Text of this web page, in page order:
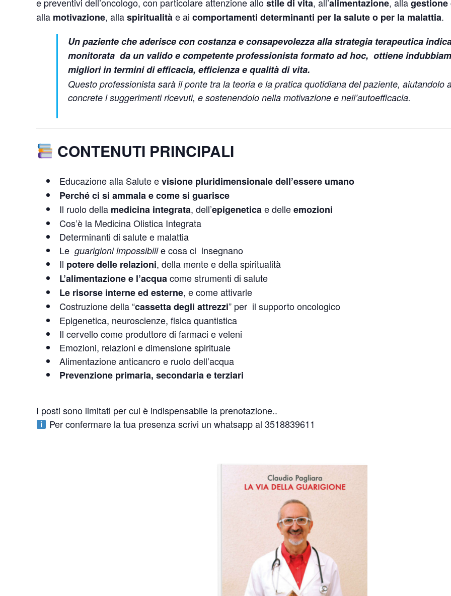
e preventivi dell’oncologo, con particolare attenzione allostile di vita, all’alimentazione, allagestione
alla motivazione, allaspiritualitàe ai comportamenti determinanti per la salute o per la malattia.
Un paziente che aderisce con costanza e consapevolezza alla strategia terapeutica
monitorata da un valido e competente professionista formato ad hoc, ottiene
migliori in termini di efficacia, efficienza e qualità di vita.
Questo professionista sarà il ponte tra la teoria e la pratica quotidiana del paziente, aiutandolo a
concrete i suggerimenti ricevuti, e sostenendolo nella motivazione e nell’autoefficacia.
CONTENUTI PRINCIPALI
Educazione alla Salute evisione pluridimensionale dell’essere umano
Perché ci si ammala e come si guarisce
Il ruolo della medicina integrata, dell’epigeneticae delleemozioni
Cos’è la Medicina Olistica Integrata
Determinanti di salute e malattia
Le guarigioni impossibilie cosa ci insegnano
Il potere delle relazioni, della mente e della spiritualità
L’alimentazione e l’acquacome strumenti di salute
Le risorse interne ed esterne, e come attivarle
Costruzione della “cassetta degli attrezzi” per il supporto oncologico
Epigenetica, neuroscienze, fisica quantistica
Il cervello come produttore di farmaci e veleni
Emozioni, relazioni e dimensione spirituale
Alimentazione anticancro e ruolo dell’acqua
Prevenzione primaria, secondaria e terziari
I posti sono limitati per cui è indispensabile la prenotazione..
Per confermare la tua presenza scrivi un whatsapp al 3518839611